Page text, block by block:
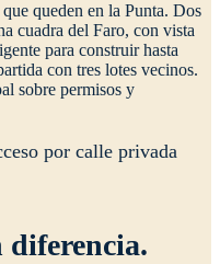
queden en la Punta. Dos
cuadra del Faro, con vista
para construir hasta
con tres lotes vecinos.
sobre permisos y
por calle privada
diferencia.